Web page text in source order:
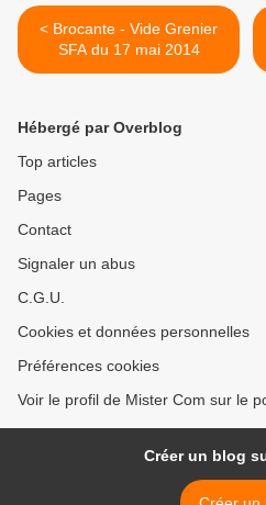
< Brocante - Vide Grenier
SFA du 17 mai 2014
Hébergé par Overblog
Top articles
Pages
Contact
Signaler un abus
C.G.U.
Cookies et données personnelles
Préférences cookies
Voir le profil de Mister Com sur le
Créer un blog